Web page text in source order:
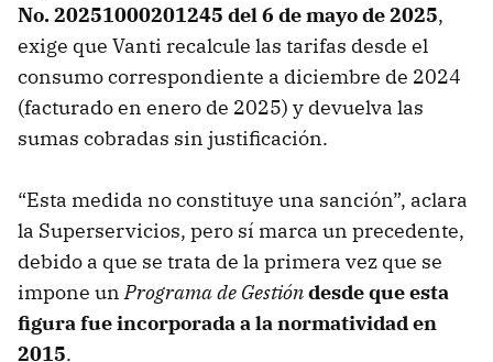
No. 20251000201245 del 6 de mayo de 2025,
exige que Vanti recalcule las tarifas desde el
consumo correspondiente a diciembre de 2024
(facturado en enero de 2025) y devuelva las
sumas cobradas sin justificación.
“Esta medida no constituye una sanción”, aclara
la Superservicios, pero sí marca un precedente,
debido a que se trata de la primera vez que se
impone unPrograma de Gestióndesde que esta
figura fue incorporada a la normatividad en
2015.